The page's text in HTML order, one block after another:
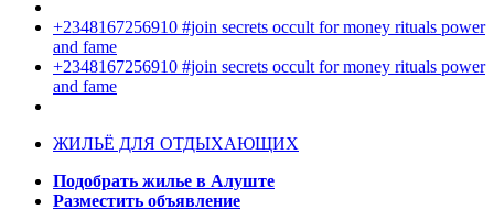
+2348167256910 #join secrets occult for money rituals power
and fame
+2348167256910 #join secrets occult for money rituals power
and fame
ЖИЛЬЁ ДЛЯ ОТДЫХАЮЩИХ
Подобрать жилье в Алуште
Разместить объявление